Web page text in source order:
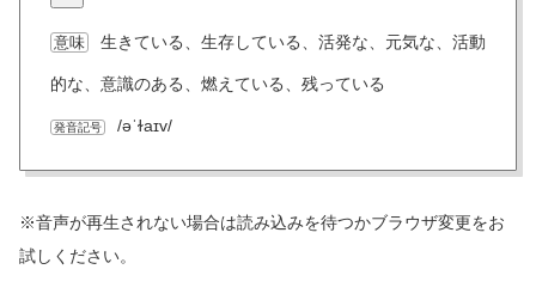
意味 生きている、生存している、活発な、元気な、活動
的な、意識のある、燃えている、残っている
発音記号 /əˈɫaɪv/
※音声が再生されない場合は読み込みを待つかブラウザ変更をお
試しください。